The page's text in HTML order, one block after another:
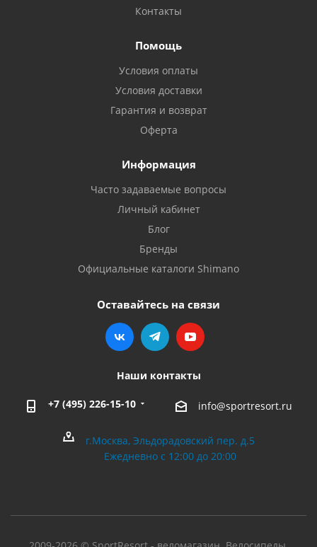
Контакты
Помощь
Условия оплаты
Условия доставки
Гарантия и возврат
Оферта
Информация
Часто задаваемые вопросы
Личный кабинет
Блог
Бренды
Официальные каталоги Shimano
Оставайтесь на связи
Наши контакты
+7 (495) 226-15-10 info@sportresort.ru
г.Москва, Эльдорадовский пер. д.5
Ежедневно с 12:00 до 20:00